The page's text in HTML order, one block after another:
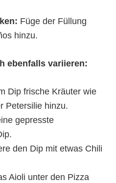
Füge der Füllung
hinzu.
ebenfalls variieren:
Dip frische Kräuter wie
Petersilie hinzu.
gepresste
den Dip mit etwas Chili
Aioli unter den Pizza